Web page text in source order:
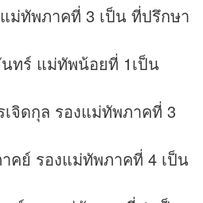
ม่ทัพภาคที่ 3 เป็น ที่ปรึกษา
ทร์ แม่ทัพน้อยที่ 1เป็น
จิดกุล รองแม่ทัพภาคที่ 3
คย์ รองแม่ทัพภาคที่ 4 เป็น